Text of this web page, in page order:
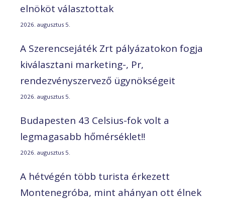
elnököt választottak
2026. augusztus 5.
A Szerencsejáték Zrt pályázatokon fogja
kiválasztani marketing-, Pr,
rendezvényszervező ügynökségeit
2026. augusztus 5.
Budapesten 43 Celsius-fok volt a
legmagasabb hőmérséklet!!
2026. augusztus 5.
A hétvégén több turista érkezett
Montenegróba, mint ahányan ott élnek